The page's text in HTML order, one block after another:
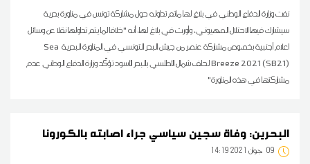
نفت وزارة الدفاع الوطني في بلاغ لها ماتم تداوله حول مشاركة تونس في مناورة بحرية
سيشارك فيها الاحتلال الصهيوني، وأورت في بلاغ لها، أنه "خلافا لما يتم تداولها نقلا عن وسائل
اعلام أجنبية بخصوص مشاركة عنصر من جيش البحر التونسي في المناورة البحرية Sea
Breeze 2021 (SB21) لحلف شمال الأطلسي بالبحر الأسود تؤكّد وزارة الدفاع الوطني عدم
مشاركتها في هذه المناورة"
البحرين: وفاة سجين سياسي جراء اصابته بالكورونا
09 14:19 2021 جوان